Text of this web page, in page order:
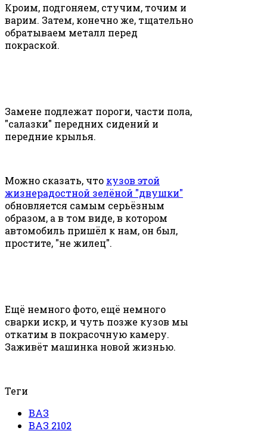
Кроим, подгоняем, стучим, точим и
варим. Затем, конечно же, тщательно
обратываем металл перед
покраской.
Замене подлежат пороги, части пола,
"салазки" передних сидений и
передние крылья.
Можно сказать, что кузов этой
жизнерадостной зелёной "двушки"
обновляется самым серьёзным
образом, а в том виде, в котором
автомобиль пришёл к нам, он был,
простите, "не жилец".
Ещё немного фото, ещё немного
сварки искр, и чуть позже кузов мы
откатим в покрасочную камеру.
Заживёт машинка новой жизнью.
Теги
ВАЗ
ВАЗ 2102